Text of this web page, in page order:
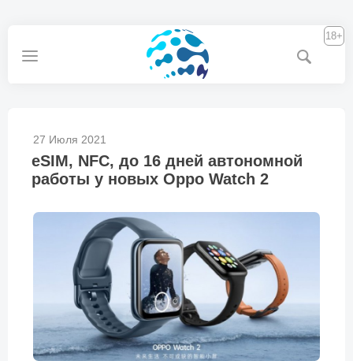
18+
27 Июля 2021
eSIM, NFC, до 16 дней автономной
работы у новых Oppo Watch 2